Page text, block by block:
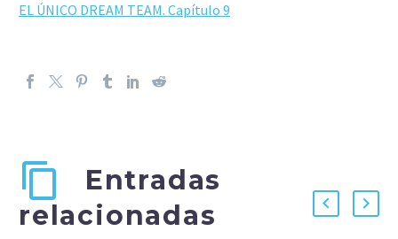
EL ÚNICO DREAM TEAM. Capítulo 9
Entradas
relacionadas